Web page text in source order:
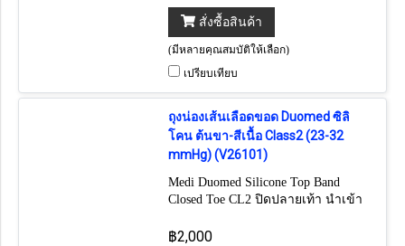
สั่งซื้อสินค้า
(มีหลายคุณสมบัติให้เลือก)
เปรียบเทียบ
ถุงน่องเส้นเลือดขอด Duomed ซิลิ
โคน ต้นขา-สีเนื้อ Class2 (23-32
mmHg) (V26101)
Medi Duomed Silicone Top Band
Closed Toe CL2 ปิดปลายเท้า นำเข้า
โคนอย่างดี ป้องกันการลื่นไหล
฿2,000